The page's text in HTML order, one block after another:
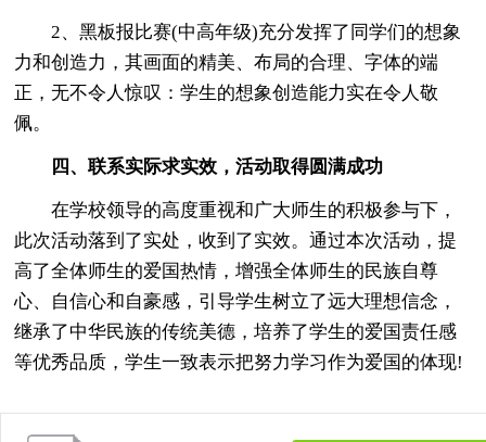
2、黑板报比赛(中高年级)充分发挥了同学们的想象
力和创造力，其画面的精美、布局的合理、字体的端
正，无不令人惊叹：学生的想象创造能力实在令人敬
佩。
四、联系实际求实效，活动取得圆满成功
在学校领导的高度重视和广大师生的积极参与下，
此次活动落到了实处，收到了实效。通过本次活动，提
高了全体师生的爱国热情，增强全体师生的民族自尊
心、自信心和自豪感，引导学生树立了远大理想信念，
继承了中华民族的传统美德，培养了学生的爱国责任感
等优秀品质，学生一致表示把努力学习作为爱国的体现!